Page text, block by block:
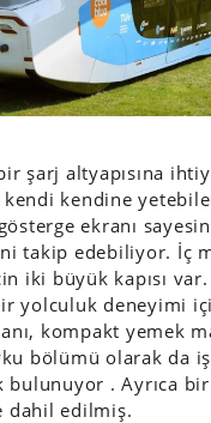
şarj altyapısına
kendine
ekranı
takip edebiliyor. İç
iki büyük kapısı var.
yolculuk deneyimi
kompakt yemek
bölümü olarak da
. Ayrıca bir
dahil edilmiş.